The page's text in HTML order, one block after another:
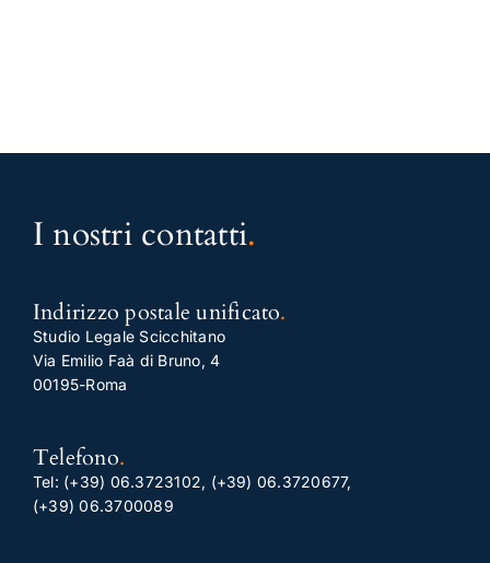
I nostri contatti.
Indirizzo postale unificato.
Studio Legale Scicchitano
Via Emilio Faà di Bruno, 4
00195-Roma
Telefono.
Tel: (+39) 06.3723102, (+39) 06.3720677,
(+39) 06.3700089